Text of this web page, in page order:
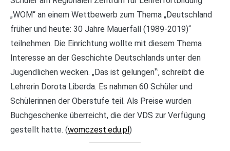
„WOM“ an einem Wettbewerb zum Thema „Deutschland
früher und heute: 30 Jahre Mauerfall (1989-2019)“
teilnehmen. Die Einrichtung wollte mit diesem Thema
Interesse an der Geschichte Deutschlands unter den
Jugendlichen wecken. „Das ist gelungen‟, schreibt die
Lehrerin Dorota Liberda. Es nahmen 60 Schüler und
Schülerinnen der Oberstufe teil. Als Preise wurden
Buchgeschenke überreicht, die der VDS zur Verfügung
gestellt hatte. (womczest.edu.pl )